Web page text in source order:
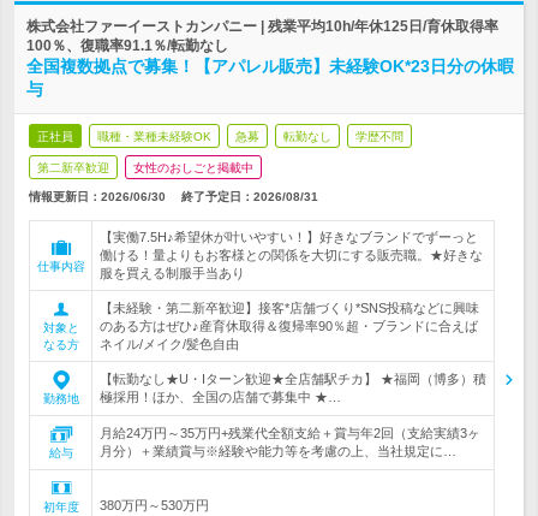
株式会社ファーイーストカンパニー | 残業平均10h/年休125日/育休取得率
100％、復職率91.1％/転勤なし
全国複数拠点で募集！【アパレル販売】未経験OK*23日分の休暇
与
正社員 職種・業種未経験OK 急募 転勤なし 学歴不問
第二新卒歓迎 女性のおしごと掲載中
情報更新日：2026/06/30 終了予定日： 2026/08/31
仕事内容
【実働7.5H♪希望休が叶いやすい！】好きなブランドでずーっと
働ける！量よりもお客様との関係を大切にする販売職。★好きな
服を買える制服手当あり
対象と
なる方
【未経験・第二新卒歓迎】接客*店舗づくり*SNS投稿などに興味
のある方はぜひ♪産育休取得＆復帰率90％超・ブランドに合えば
ネイル/メイク/髪色自由
勤務地
【転勤なし★U・Iターン歓迎★全店舗駅チカ】 ★福岡（博多）積
極採用！ほか、全国の店舗で募集中 ★…
給与
月給24万円～35万円+残業代全額支給＋賞与年2回（支給実績3ヶ
月分）＋業績賞与※経験や能力等を考慮の上、当社規定に…
初年度
380万円～530万円